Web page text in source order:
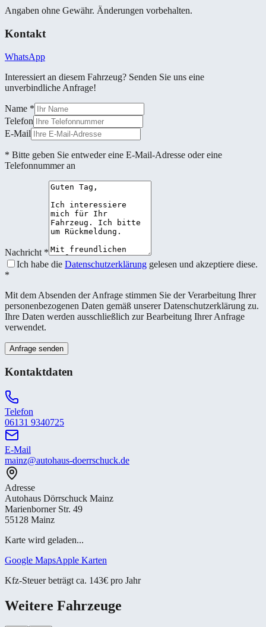
Angaben ohne Gewähr. Änderungen vorbehalten.
Kontakt
WhatsApp
Interessiert an diesem Fahrzeug? Senden Sie uns eine
unverbindliche Anfrage!
Name *
Telefon
E-Mail
* Bitte geben Sie entweder eine E-Mail-Adresse oder eine
Telefonnummer an
Nachricht *
Ich habe die Datenschutzerklärung gelesen und akzeptiere diese.
*
Mit dem Absenden der Anfrage stimmen Sie der Verarbeitung Ihrer
personenbezogenen Daten gemäß unserer Datenschutzerklärung zu.
Ihre Daten werden ausschließlich zur Bearbeitung Ihrer Anfrage
verwendet.
Anfrage senden
Kontaktdaten
Telefon
06131 9340725
E-Mail
mainz@autohaus-doerrschuck.de
Adresse
Autohaus Dörrschuck Mainz
Marienborner Str. 49
55128 Mainz
Karte wird geladen...
Google MapsApple Karten
Kfz-Steuer beträgt ca. 143€ pro Jahr
Weitere Fahrzeuge